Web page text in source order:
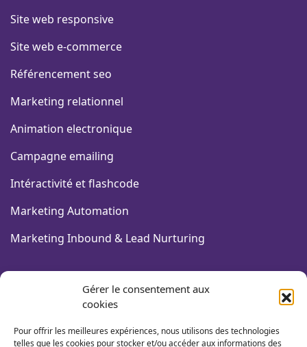
Gérer le consentement aux
cookies
Pour offrir les meilleures expériences, nous utilisons des technologies
telles que les cookies pour stocker et/ou accéder aux informations des
Site web responsive
Site web e-commerce
Référencement seo
Marketing relationnel
Animation electronique
Campagne emailing
Intéractivité et flashcode
Marketing Automation
Marketing Inbound & Lead Nurturing
FORMATIONS COMMUNICATION